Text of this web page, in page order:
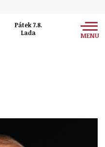
Pátek 7.8.
Lada
MENU